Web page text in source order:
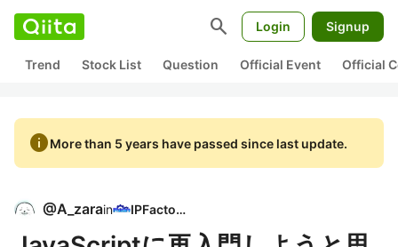
search Login Signup
Trend Stock List Question Official Event Official
infoMore than 5 years have passed since last update.
@A_zarain IPFactory